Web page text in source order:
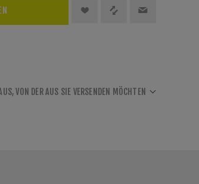
VON DER AUS SIE VERSENDEN MÖCHTEN